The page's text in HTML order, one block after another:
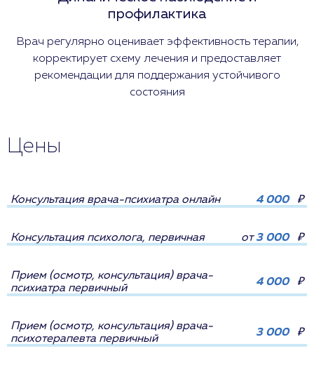
профилактика
Врач регулярно оценивает эффективность терапии,
корректирует схему лечения и предоставляет
рекомендации для поддержания устойчивого
состояния
Цены
Консультация врача-психиатра онлайн 4 000 ₽
Консультация психолога, первичная от3 000 ₽
Прием (осмотр, консультация) врача-
психиатра первичный
4 000 ₽
Прием (осмотр, консультация) врача-
психотерапевта первичный
3 000 ₽